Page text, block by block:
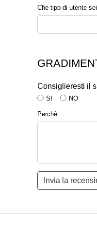
Che tipo di utente sei
Consiglieresti il
SI NO
Perchè